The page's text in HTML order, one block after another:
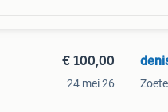
€ 100,00
24 mei 26